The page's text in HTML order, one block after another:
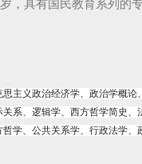
主义政治经济学、政治学概论
系、逻辑学、西方哲学简史、
学、公共关系学、行政法学、